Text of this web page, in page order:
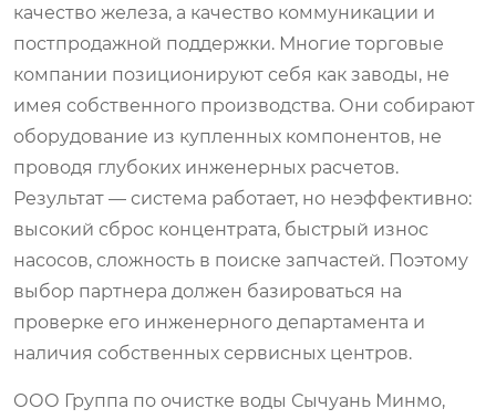
качество железа, а качество коммуникации и
постпродажной поддержки. Многие торговые
компании позиционируют себя как заводы, не
имея собственного производства. Они собирают
оборудование из купленных компонентов, не
проводя глубоких инженерных расчетов.
Результат — система работает, но неэффективно:
высокий сброс концентрата, быстрый износ
насосов, сложность в поиске запчастей. Поэтому
выбор партнера должен базироваться на
проверке его инженерного департамента и
наличия собственных сервисных центров.
ООО Группа по очистке воды Сычуань Минмо,